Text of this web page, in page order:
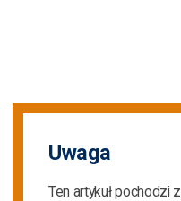
Uwaga
Ten artykuł pochodzi